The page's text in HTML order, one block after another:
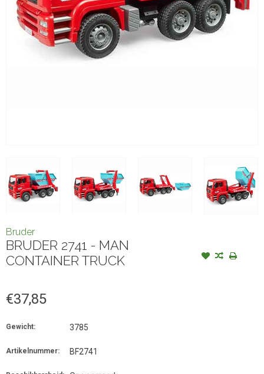
Bruder
BRUDER 2741 - MAN
CONTAINER TRUCK
€37,85
Gewicht: 3785
Artikelnummer: BF2741